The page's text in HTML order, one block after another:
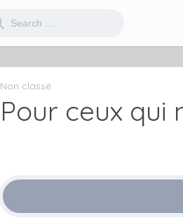
Non classé
Pour ceux qui